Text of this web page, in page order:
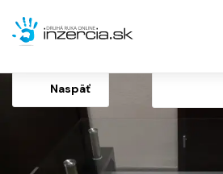
Naspäť